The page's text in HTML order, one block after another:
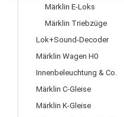
Märklin E-Loks
Märklin Triebzüge
Lok+Sound-Decoder
Märklin Wagen H0
Innenbeleuchtung & Co.
Märklin C-Gleise
Märklin K-Gleise